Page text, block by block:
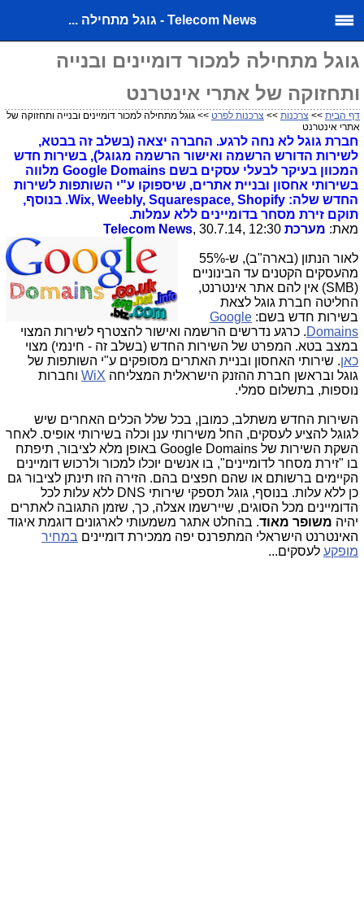
Telecom News - גוגל מתחילה ...
גוגל מתחילה למכור דומיינים ובנייה
ותחזוקה של אתרי אינטרנט
דף הבית >> צרכנות >> צרכנות לפרט >> גוגל מתחילה למכור דומיינים ובנייה ותחזוקה של
אתרי אינטרנט
חברת גוגל לא נחה לרגע. החברה יצאה (בשלב זה בבטא,
לשירות הדורש הרשמה ואישור הרשמה מגוגל), בשירות חדש
המכוון בעיקר לבעלי עסקים בשם Google Domains מלווה
בשירותי אחסון ובניית אתרים, שיספוקו ע"י השותפות לשירות
החדש שלה: Wix, Weebly, Squarespace, Shopify. בנוסף,
תוקם זירת מסחר בדומיינים ללא עמלות.
מאת: מערכת Telecom News , 30.7.14, 12:30
לאור הנתון (בארה"ב), ש-55%
מהעסקים הקטנים עד הבינוניים
(SMB) אין להם אתר אינטרנט,
החליטה חברת גוגל לצאת
בשירות חדש בשם: Google
Domains. כרגע נדרשים הרשמה ואישור להצטרף לשירות המצוי
במצב בטא. המפרט של השירות החדש (בשלב זה - חינמי) מצוי
כאן. שירותי האחסון ובניית האתרים מסופקים ע"י השותפות של
גוגל ובראשן חברת ההזנק הישראלית המצליחה WiX וחברות
נוספות, בתשלום סמלי.
השירות החדש משתלב, כמובן, בכל שלל הכלים האחרים שיש
לגוגל להציע לעסקים, החל משירותי ענן וכלה בשירותי אופיס. לאחר
השקת השירות של Google Domains באופן מלא לציבור, תיפתח
בו "זירת מסחר לדומיינים", בו אנשים יוכלו למכור ולרכוש דומיינים
הקיימים ברשותם או שהם חפצים בהם. הזירה הזו תינתן לציבור גם
כן ללא עלות. בנוסף, גוגל תספקי שירותי DNS ללא עלות לכל
הדומיינים מכל הסוגים, שיירשמו אצלה, כך, שזמן התגובה לאתרים
יהיה משופר מאוד. בהחלט אתגר משמעותי לארגונים דוגמת איגוד
האינטרנט הישראלי המתפרנס יפה ממכירת דומיינים במחיר
מופקע לעסקים...